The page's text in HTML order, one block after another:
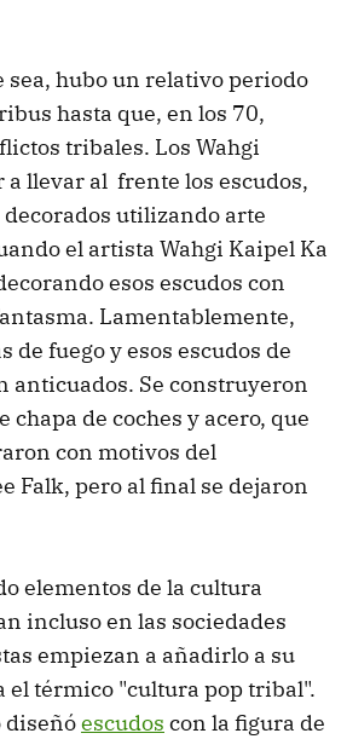
sea, hubo un relativo periodo
hasta que, en los 70,
tribales. Los Wahgi
llevar al frente los escudos,
utilizando arte
el artista Wahgi Kaipel Ka
esos escudos con
Lamentablemente,
de fuego y esos escudos de
anticuados. Se construyeron
chapa de coches y acero, que
con motivos del
Falk, pero al final se dejaron
elementos de la cultura
incluso en las sociedades
empiezan a añadirlo a su
el térmico "cultura pop tribal".
diseñóescudos con la figura de